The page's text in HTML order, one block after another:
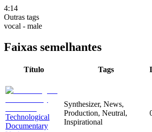
4:14
Outras tags
vocal - male
Faixas semelhantes
Título Tags
Technological
Documentary
Synthesizer, News,
Production, Neutral,
Inspirational